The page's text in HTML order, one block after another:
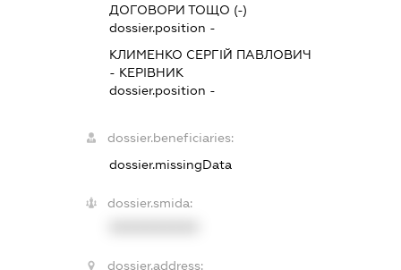
ДОГОВОРИ ТОЩО (-)
dossier.position -
КЛИМЕНКО СЕРГІЙ ПАВЛОВИЧ
- КЕРІВНИК
dossier.position -
dossier.beneficiaries:
dossier.missingData
dossier.smida:
dossier.address: